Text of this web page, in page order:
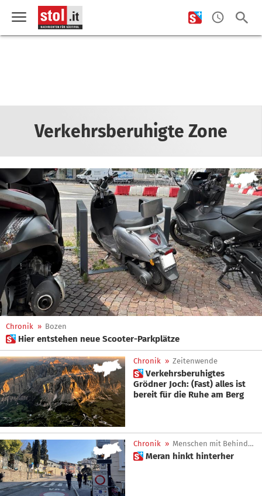
Verkehrsberuhigte Zone
Chronik » Bozen
 Hier entstehen neue Scooter-Parkplätze
Chronik » Zeitenwende
 Verkehrsberuhigtes
Grödner Joch: (Fast) alles ist
bereit für die Ruhe am Berg
Chronik » Menschen mit Behinderung
 Meran hinkt hinterher